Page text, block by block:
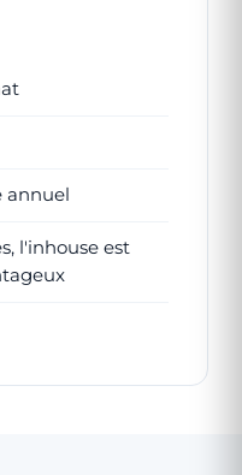
annuel
l'inhouse est